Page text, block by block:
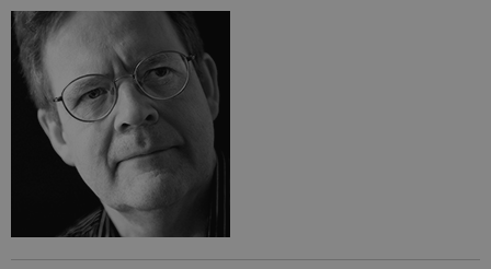
__Secure-
typo3nonce_uOhyiEDPI1K_SmLRNTS49Q
__Secure-typo3nonce_ky-
9HhVKGisoSkjZJef_EA
CookieScriptConsent